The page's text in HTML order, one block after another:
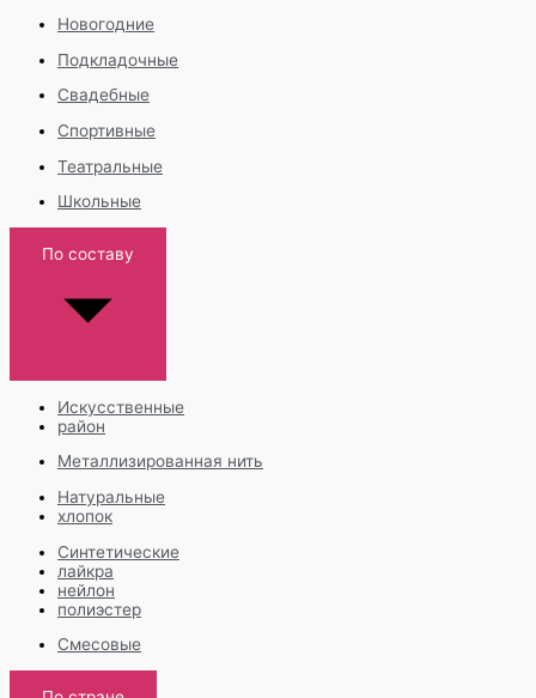
Новогодние
Подкладочные
Свадебные
Спортивные
Театральные
Школьные
По составу
Искусственные
район
Металлизированная нить
Натуральные
хлопок
Синтетические
лайкра
нейлон
полиэстер
Смесовые